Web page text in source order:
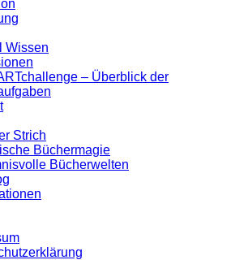
Wissen
– Überblick der
Strich
Büchermagie
Bücherwelten